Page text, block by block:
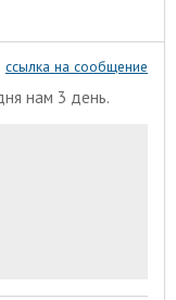
ссылка на сообщение
нам 3 день.